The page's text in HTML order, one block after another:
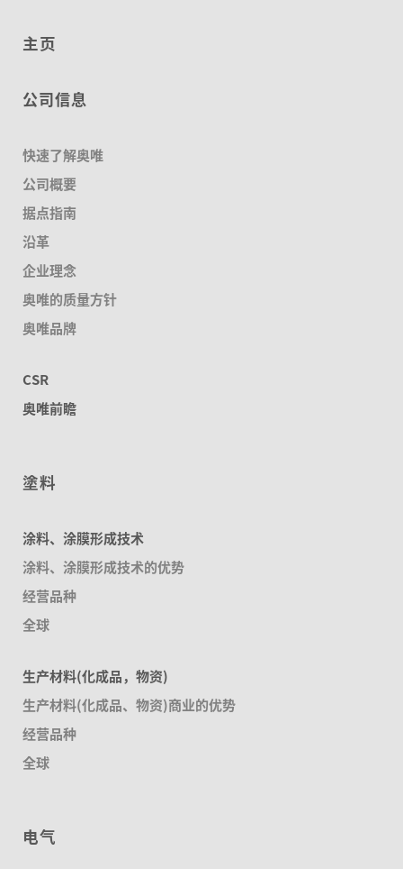
主页
公司信息
快速了解奥唯
公司概要
据点指南
沿革
企业理念
奥唯的质量方针
奥唯品牌
CSR
奥唯前瞻
塗料
涂料、涂膜形成技术
涂料、涂膜形成技术的优势
经营品种
全球
生产材料(化成品，物资)
生产材料(化成品、物资)商业的优势
经营品种
全球
电气